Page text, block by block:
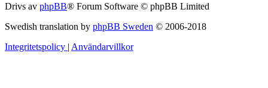
Drivs av phpBB® Forum Software © phpBB Limited
Swedish translation by phpBB Sweden © 2006-2018
Integritetspolicy | Användarvillkor